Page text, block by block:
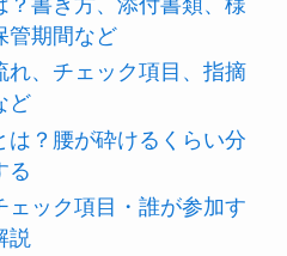
管期間など
れ、チェック項目、指摘
ど
は？腰が砕けるくらい分
る
ェック項目・誰が参加す
説